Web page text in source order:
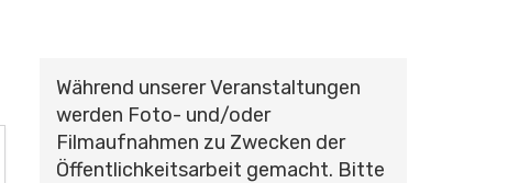
Während unserer Veranstaltungen
werden Foto- und/oder
Filmaufnahmen zu Zwecken der
Öffentlichkeitsarbeit gemacht. Bitte